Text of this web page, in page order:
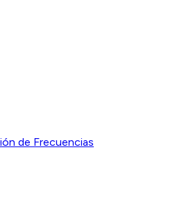
de Frecuencias